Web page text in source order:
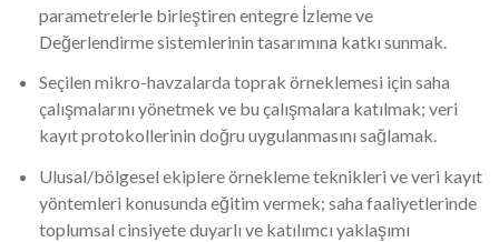
parametrelerle birleştiren entegre İzleme ve
Değerlendirme sistemlerinin tasarımına katkı sunmak.
Seçilen mikro-havzalarda toprak örneklemesi için saha
çalışmalarını yönetmek ve bu çalışmalara katılmak; veri
kayıt protokollerinin doğru uygulanmasını sağlamak.
Ulusal/bölgesel ekiplere örnekleme teknikleri ve veri kayıt
yöntemleri konusunda eğitim vermek; saha faaliyetlerinde
toplumsal cinsiyete duyarlı ve katılımcı yaklaşımı